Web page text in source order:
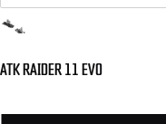
ATK RAIDER 11 EVO